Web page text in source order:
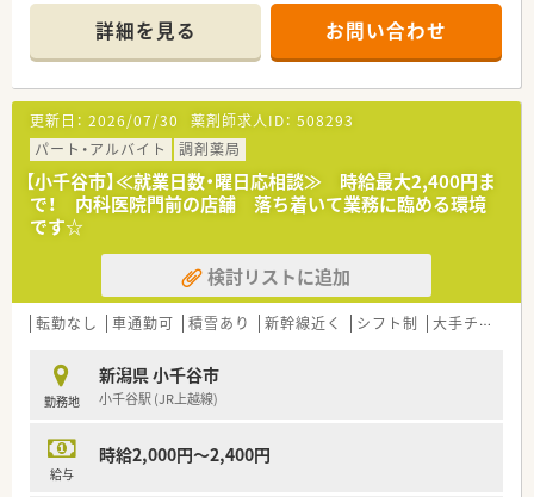
い環境です。
■どの店舗も枚数は多くはないため、プライベートと両立するこ
とが出来ます。
詳細を見る お問い合わせ
更新日： 2026/07/30 薬剤師求人ID： 508293
パート・アルバイト
調剤薬局
【小千谷市】≪就業日数・曜日応相談≫ 時給最大2,400円ま
で！ 内科医院門前の店舗 落ち着いて業務に臨める環境
です☆
検討リストに追加
転勤なし 車通勤可 積雪あり 新幹線近く シフト制 大手チェーン以外
勤務地
新潟県 小千谷市
小千谷駅 (JR上越線)
給与
時給2,000円～2,400円